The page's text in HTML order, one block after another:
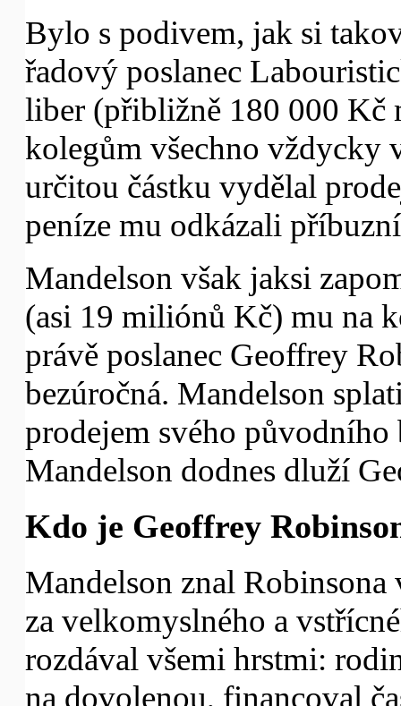
Bylo s podivem, jak si
řadový poslanec
liber (přibližně 180 000 Kč
kolegům všechno vždycky
určitou částku vydělal
peníze mu odkázali
Mandelson však jaksi
(asi 19 miliónů Kč) mu na
právě poslanec Geoffrey
bezúročná. Mandelson
prodejem svého
Mandelson dodnes dluží
Kdo je Geoffrey
Mandelson znal
za velkomyslného a
rozdával všemi hrstmi:
na dovolenou, financoval